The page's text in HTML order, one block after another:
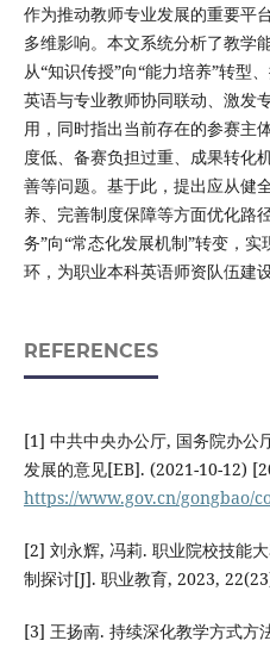
作为推动教师专业发展的重要平
多维影响。本文系统分析了教学
从“知识传授”向“能力培养”转型
英语与专业教师协同联动、激发
用，同时指出当前存在的参赛主
度低、备赛负担过重、成果转化
善等问题。基于此，提出应从健
养、完善制度保障等方面优化路
务”向“常态化发展机制”转变，
环，为职业本科英语师资队伍建
REFERENCES
[1] 中共中央办公厅, 国务院办公
发展的意见[EB]. (2021-10-12)
https://www.gov.cn/gongbao/
[2] 刘永辉, 冯莉. 职业院校技能
制探讨[J]. 职业教育, 2023,
[3] 王扬南. 持续深化教学方式方